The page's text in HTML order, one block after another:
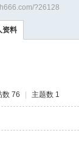
?26128
资料
数 76 主题数 1